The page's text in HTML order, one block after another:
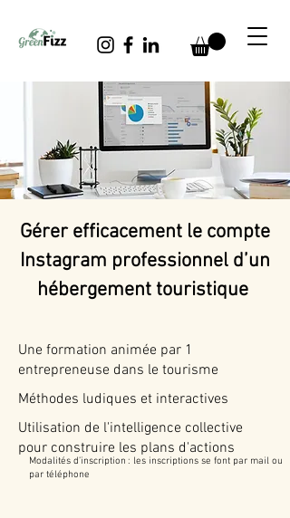
Gérer efficacement le compte
Instagram professionnel d’un
hébergement touristique
​Modalités d’inscription : les inscriptions se font par mail ou
par téléphone
Une formation animée par 1
entrepreneuse dans le tourisme
Méthodes ludiques et interactives
Utilisation de l'intelligence collective
pour construire les plans d'actions